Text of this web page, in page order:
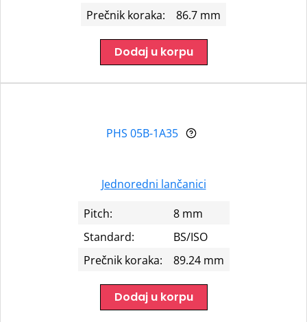
Prečnik koraka:
86.7 mm
Dodaj u korpu
PHS 05B-1A35
Jednoredni lančanici
Pitch:
8 mm
Standard:
BS/ISO
Prečnik koraka:
89.24 mm
Dodaj u korpu